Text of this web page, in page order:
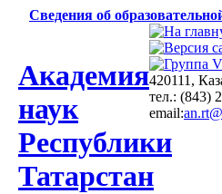
Сведения об
Академия
наук
Республики
Татарстан
420111,
тел.: (843)
email: